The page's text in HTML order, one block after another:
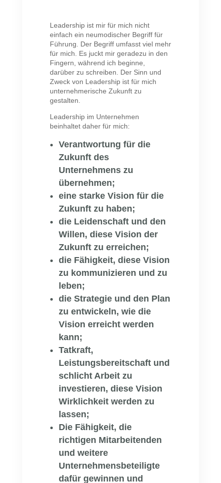
Leadership ist mir für mich nicht
einfach ein neumodischer Begriff für
Führung. Der Begriff umfasst viel mehr
für mich. Es juckt mir geradezu in den
Fingern, während ich beginne,
darüber zu schreiben. Der Sinn und
Zweck von Leadership ist für mich
unternehmerische Zukunft zu
gestalten.
Leadership im Unternehmen
beinhaltet daher für mich:
Verantwortung für die
Zukunft des
Unternehmens zu
übernehmen;
eine starke Vision für die
Zukunft zu haben;
die Leidenschaft und den
Willen, diese Vision der
Zukunft zu erreichen;
die Fähigkeit, diese Vision
zu kommunizieren und zu
leben;
die Strategie und den Plan
zu entwickeln, wie die
Vision erreicht werden
kann;
Tatkraft,
Leistungsbereitschaft und
schlicht Arbeit zu
investieren, diese Vision
Wirklichkeit werden zu
lassen;
Die Fähigkeit, die
richtigen Mitarbeitenden
und weitere
Unternehmensbeteiligte
dafür gewinnen und